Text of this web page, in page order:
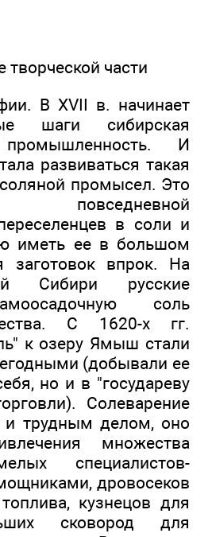
части
В XVII в. начинает
шаги сибирская
И
развиваться такая
промысел. Это
повседневной
в соли и
иметь ее в большом
заготовок впрок. На
Сибири русские
соль
С 1620-х гг.
к озеру Ямыш стали
(добывали ее
но и в "государеву
Солеварение
трудным делом, оно
множества
специалистов-
дровосеков
кузнецов для
сковород для